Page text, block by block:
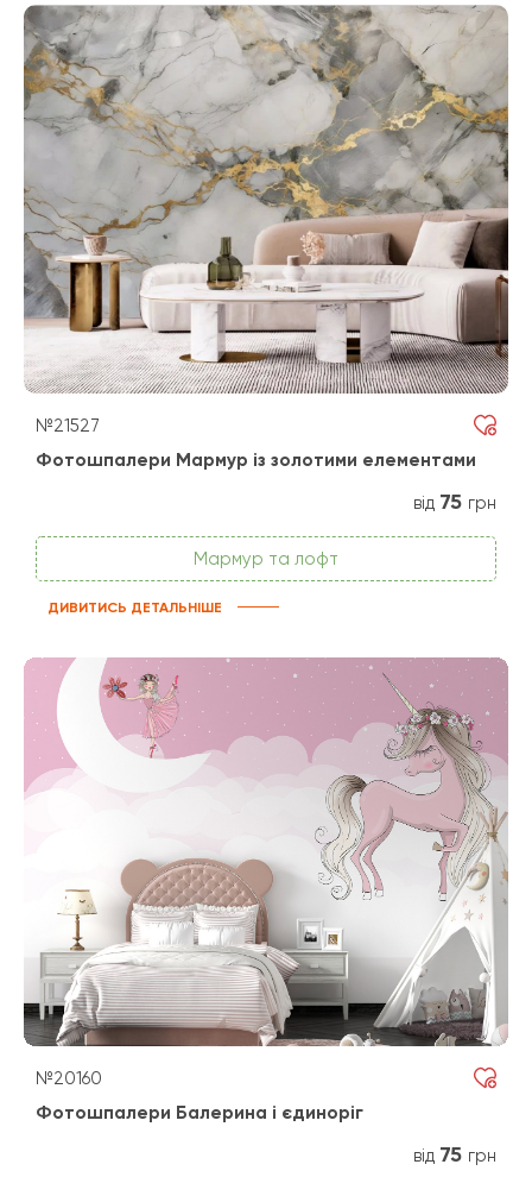
№21527
Фотошпалери Мармур із золотими елементами
від 75 грн
Мармур та лофт
ДИВИТИСЬ ДЕТАЛЬНІШЕ
№20160
Фотошпалери Балерина і єдиноріг
від 75 грн